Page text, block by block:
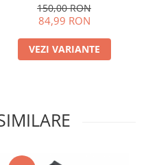
150,00 RON
84,99 RON
VEZI VARIANTE